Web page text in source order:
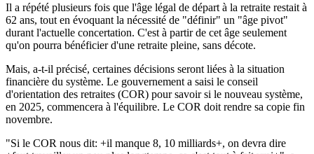
Il a répété plusieurs fois que l'âge légal de départ à la retraite restait à
62 ans, tout en évoquant la nécessité de "définir" un "âge pivot"
durant l'actuelle concertation. C'est à partir de cet âge seulement
qu'on pourra bénéficier d'une retraite pleine, sans décote.
Mais, a-t-il précisé, certaines décisions seront liées à la situation
financière du système. Le gouvernement a saisi le conseil
d'orientation des retraites (COR) pour savoir si le nouveau système,
en 2025, commencera à l'équilibre. Le COR doit rendre sa copie fin
novembre.
"Si le COR nous dit: +il manque 8, 10 milliards+, on devra dire